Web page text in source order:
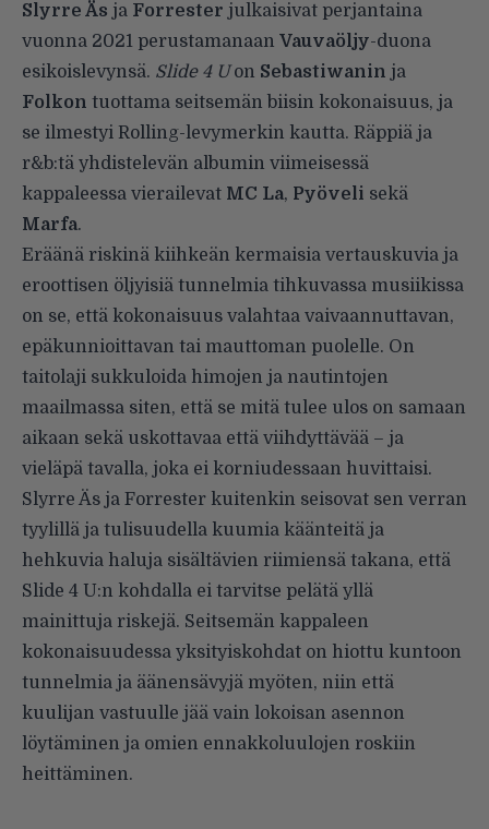
Slyrre Äs ja Forrester julkaisivat perjantaina
vuonna 2021 perustamanaan Vauvaöljy-duona
esikoislevynsä. Slide 4 Uon Sebastiwanin ja
Folkon tuottama seitsemän biisin kokonaisuus, ja
se ilmestyi Rolling-levymerkin kautta. Räppiä ja
r&b:tä yhdistelevän albumin viimeisessä
kappaleessa vierailevat MC La, Pyöveli sekä
Marfa.
Eräänä riskinä kiihkeän kermaisia vertauskuvia ja
eroottisen öljyisiä tunnelmia tihkuvassa musiikissa
on se, että kokonaisuus valahtaa vaivaannuttavan,
epäkunnioittavan tai mauttoman puolelle. On
taitolaji sukkuloida himojen ja nautintojen
maailmassa siten, että se mitä tulee ulos on samaan
aikaan sekä uskottavaa että viihdyttävää – ja
vieläpä tavalla, joka ei korniudessaan huvittaisi.
Slyrre Äs ja Forrester kuitenkin seisovat sen verran
tyylillä ja tulisuudella kuumia käänteitä ja
hehkuvia haluja sisältävien riimiensä takana, että
Slide 4 U:n kohdalla ei tarvitse pelätä yllä
mainittuja riskejä. Seitsemän kappaleen
kokonaisuudessa yksityiskohdat on hiottu kuntoon
tunnelmia ja äänensävyjä myöten, niin että
kuulijan vastuulle jää vain lokoisan asennon
löytäminen ja omien ennakkoluulojen roskiin
heittäminen.